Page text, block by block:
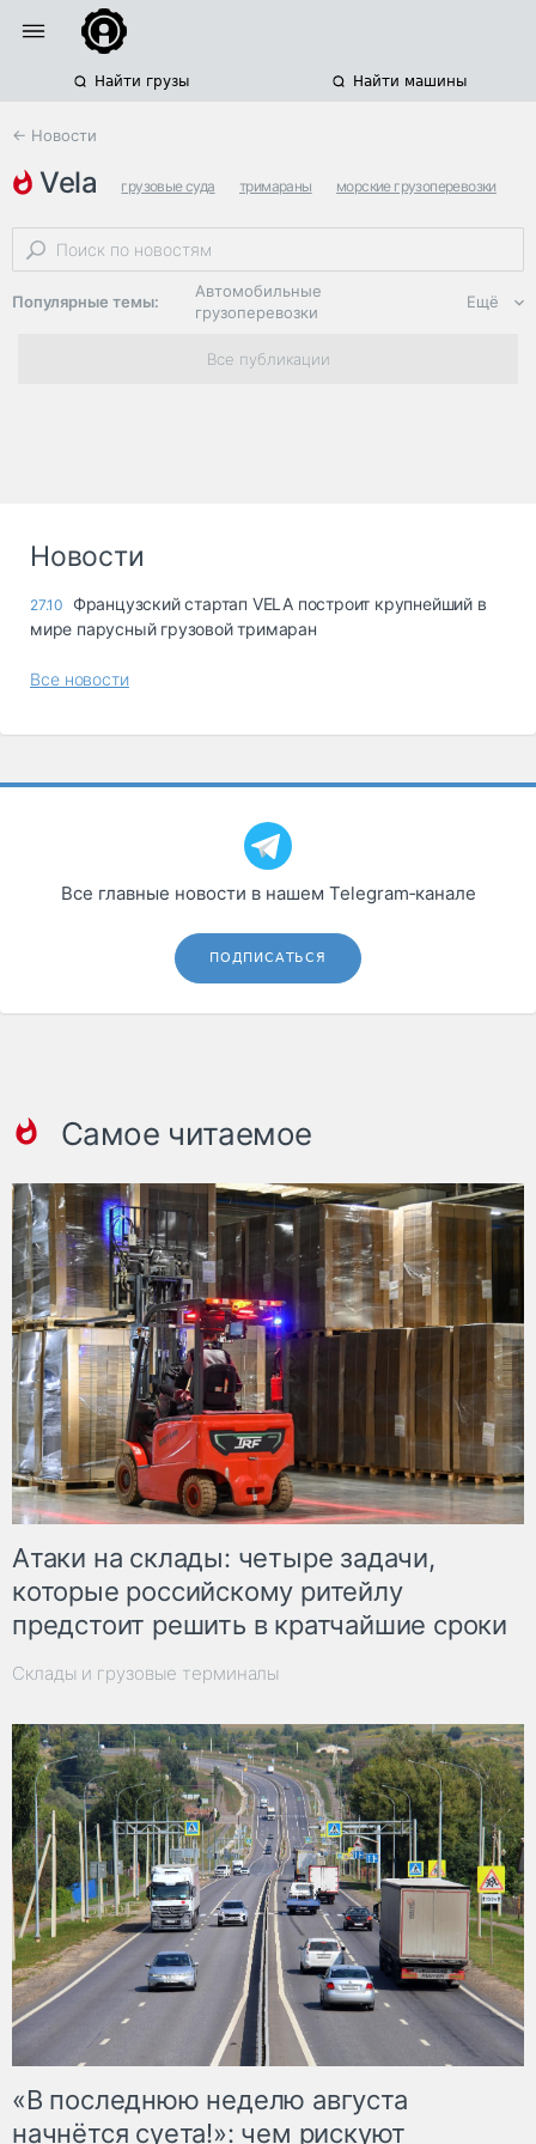
Найти грузы Найти машины
← Новости
vela грузовые суда тримараны морские грузоперевозки
Популярные темы:
Автомобильные
грузоперевозки
Региональная
логистика
опасные грузы
грузовые
Коммерческий
транспорт
Спецтехника
Автосервис,
запчасти, шины
Дзен
Ещё
Все публикации
Новости
27.10
Французский стартап VELA построит крупнейший в
мире парусный грузовой тримаран
Все новости
Все главные новости в нашем Telegram‑канале
ПОДПИСАТЬСЯ
Самое читаемое
Атаки на склады: четыре задачи,
которые российскому ритейлу
предстоит решить в кратчайшие сроки
Склады и грузовые терминалы
«В последнюю неделю августа
начнётся суета!»: чем рискуют